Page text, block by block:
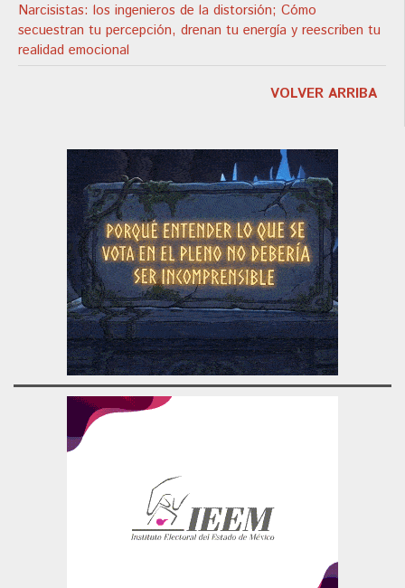
Narcisistas: los ingenieros de la distorsión; Cómo
secuestran tu percepción, drenan tu energía y reescriben tu
realidad emocional
VOLVER ARRIBA